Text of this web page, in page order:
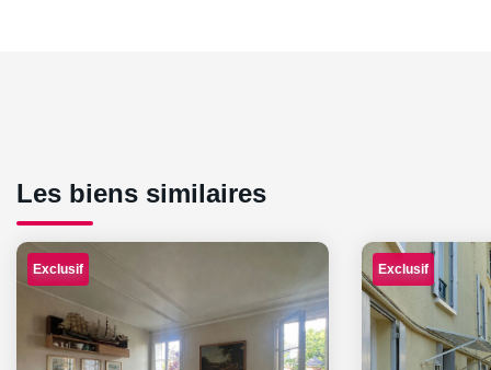
Les biens similaires
Exclusif Exclusif